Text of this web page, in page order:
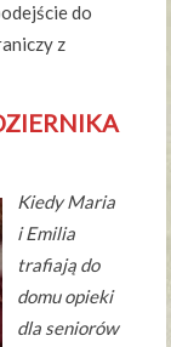
do
z
Kiedy Maria
i Emilia
trafiają do
domu opieki
dla seniorów